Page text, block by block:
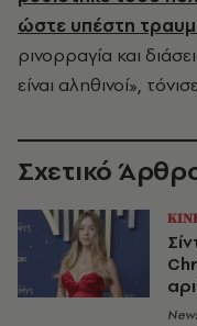
ώστε υπέστη
ρινορραγία και
είναι αληθινοί»,
Σχετικό